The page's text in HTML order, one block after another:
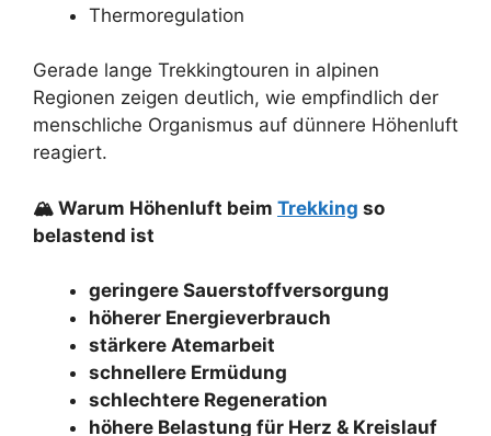
Thermoregulation
Gerade lange Trekkingtouren in alpinen
Regionen zeigen deutlich, wie empfindlich der
menschliche Organismus auf dünnere Höhenluft
reagiert.
🏔 Warum Höhenluft beim Trekking so
belastend ist
geringere Sauerstoffversorgung
höherer Energieverbrauch
stärkere Atemarbeit
schnellere Ermüdung
schlechtere Regeneration
höhere Belastung für Herz & Kreislauf